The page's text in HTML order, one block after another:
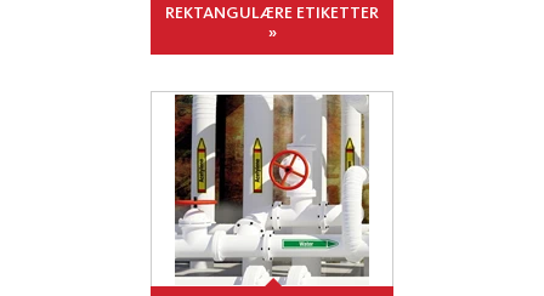
REKTANGULÆRE ETIKETTER
»